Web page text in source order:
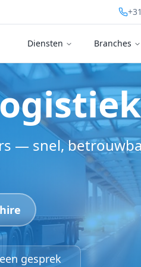
Diensten Branches
— snel,
gesprek